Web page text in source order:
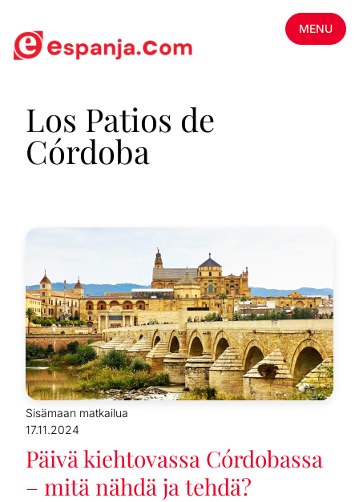
MENU
Los Patios de
Córdoba
Sisämaan matkailua
17.11.2024
Päivä kiehtovassa Córdobassa
– mitä nähdä ja tehdä?